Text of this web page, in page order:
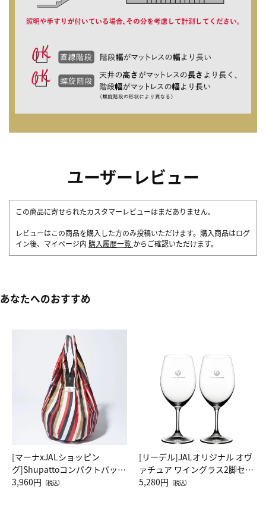
ユーザーレビュー
この商品に寄せられたカスタマーレビューはまだありません。
レビューはこの商品を購入した方のみ投稿いただけます。購入商品はログ
イン後、マイページ内 購入履歴一覧 からご確認いただけます。
あなたへのおすすめ
[マーナxJALショッピン
グ]Shupattoコンパクトバッグ
Drop JAL客室乗務員（LC）ス
3,960円 （税込）
[リーデル]JALオリジナル オヴ
ァチュア ワイングラス2脚セッ
ト（レッドワイン）
5,280円 （税込）